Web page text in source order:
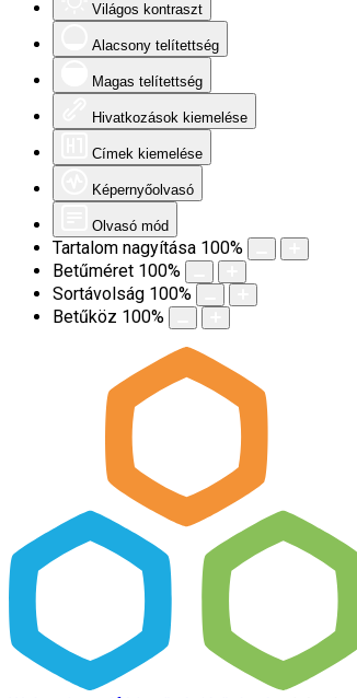
Világos kontraszt
Alacsony telítettség
Magas telítettség
Hivatkozások kiemelése
Címek kiemelése
Képernyőolvasó
Olvasó mód
Tartalom nagyítása 100%
Betűméret 100%
Sortávolság 100%
Betűköz 100%